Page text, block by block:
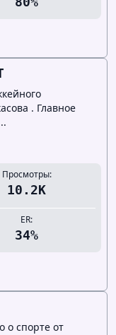
. Главное
Просмотры:
10.2K
ER:
34%
о спорте от